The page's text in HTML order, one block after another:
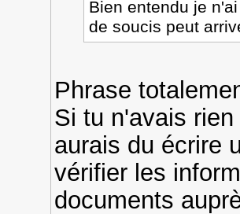
Bien entendu je
de soucis peut
Phrase
Si tu n'avais
aurais du écrire
vérifier les
documents